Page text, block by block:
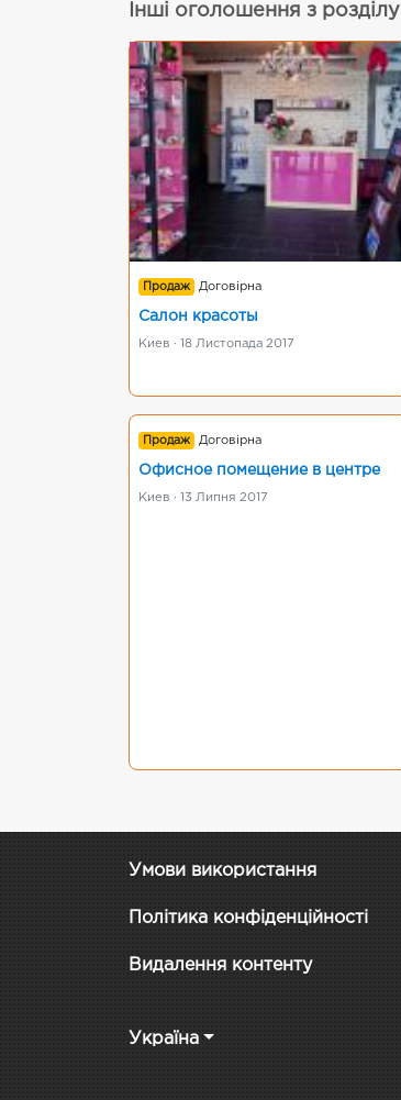
Інші оголошення з
Продаж Договірна
Салон красоты
Киев · 18 Листопада 2017
Продаж Договірна
Офисное помещение в центре
Киев · 13 Липня 2017
Умови використання
Політика конфіденційності
Видалення контенту
Україна